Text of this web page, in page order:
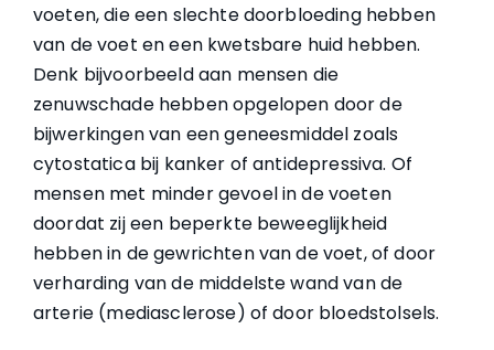
voeten, die een slechte doorbloeding hebben
van de voet en een kwetsbare huid hebben.
Denk bijvoorbeeld aan mensen die
zenuwschade hebben opgelopen door de
bijwerkingen van een geneesmiddel zoals
cytostatica bij kanker of antidepressiva. Of
mensen met minder gevoel in de voeten
doordat zij een beperkte beweeglijkheid
hebben in de gewrichten van de voet, of door
verharding van de middelste wand van de
arterie (mediasclerose) of door bloedstolsels.